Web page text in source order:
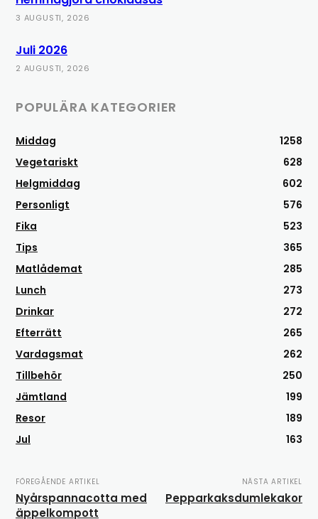
3 AUGUSTI, 2026
Juli 2026
2 AUGUSTI, 2026
POPULÄRA KATEGORIER
Middag
1258
Vegetariskt
628
Helgmiddag
602
Personligt
576
Fika
523
Tips
365
Matlådemat
285
Lunch
273
Drinkar
272
Efterrätt
265
Vardagsmat
262
Tillbehör
250
Jämtland
199
Resor
189
Jul
163
FÖREGÅENDE ARTIKEL
Nyårspannacotta med
äppelkompott
NÄSTA ARTIKEL
Pepparkaksdumlekakor